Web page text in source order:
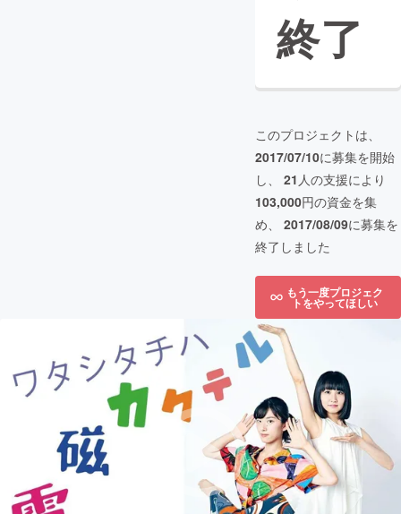
終了
このプロジェクトは、
2017/07/10に募集を開始
し、 21 人の支援により
103,000円の資金を集
め、 2017/08/09に募集を
終了しました
もう一度プロジェク
トをやってほしい